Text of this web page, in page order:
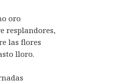
oro
resplandores,
las flores
lloro.